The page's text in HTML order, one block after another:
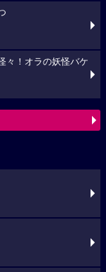
々！オラの妖怪バケ